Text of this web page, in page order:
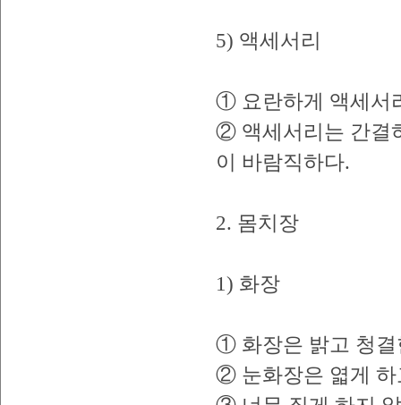
5) 액세서리
① 요란하게 액세서
② 액세서리는 간결
이 바람직하다.
2. 몸치장
1) 화장
① 화장은 밝고 청결
② 눈화장은 엷게 하